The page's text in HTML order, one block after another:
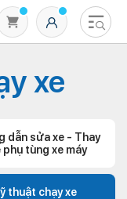
xe
dẫn sửa xe - Thay
phụ tùng xe máy
thuật chạy xe